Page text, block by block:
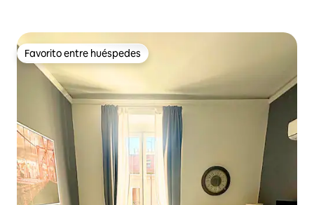
Favorito entre huéspedes
Favorito entre huéspedes